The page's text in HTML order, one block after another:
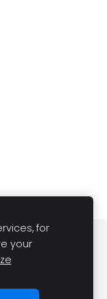
Sīkdatnes
for
your